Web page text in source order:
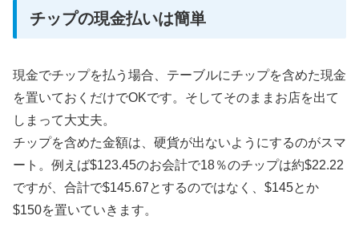
チップの現金払いは簡単
現金でチップを払う場合、テーブルにチップを含めた現金
を置いておくだけでOKです。そしてそのままお店を出て
しまって大丈夫。
チップを含めた金額は、硬貨が出ないようにするのがスマ
ート。例えば$123.45のお会計で18％のチップは約$22.22
ですが、合計で$145.67とするのではなく、$145とか
$150を置いていきます。